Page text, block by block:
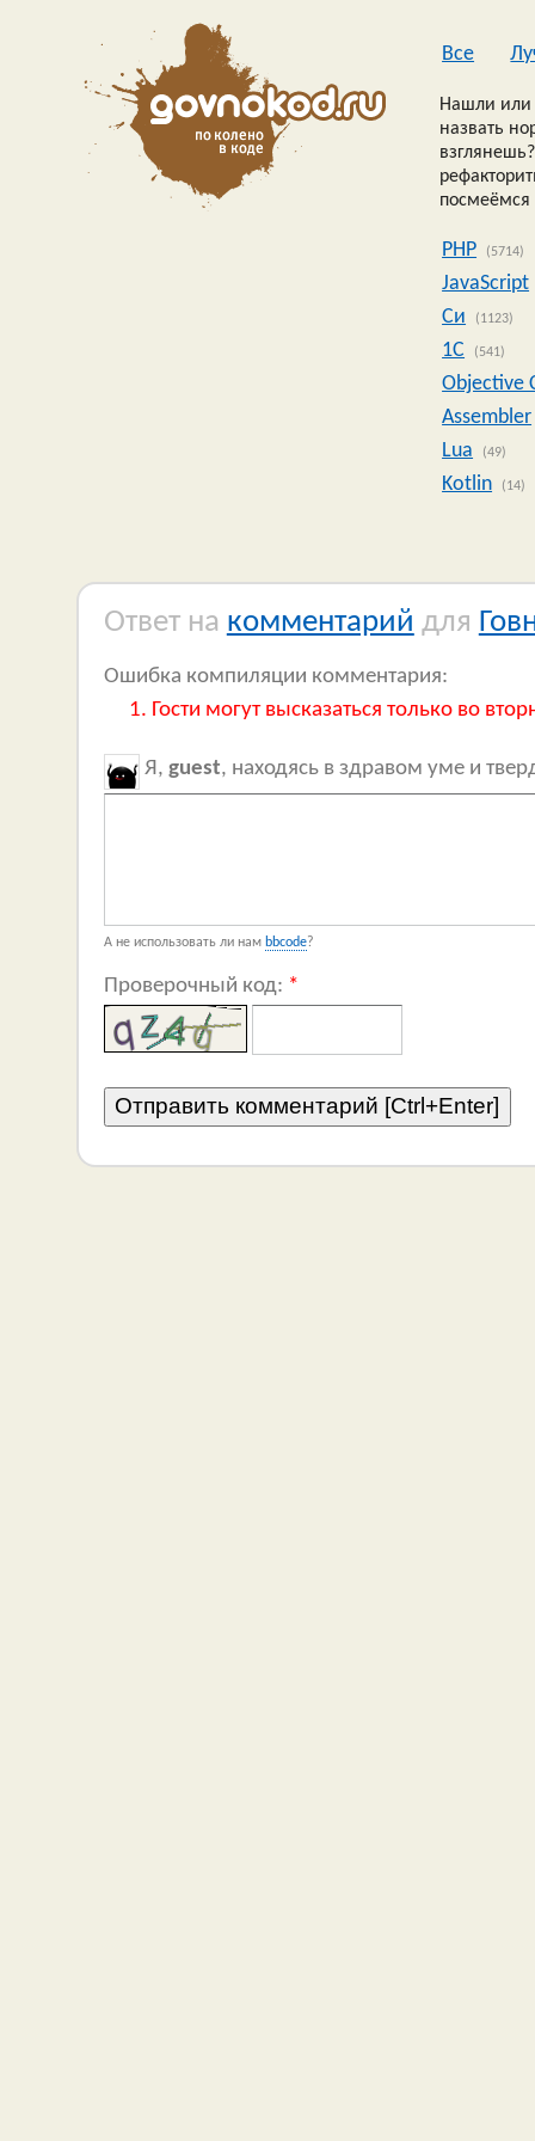
Все
Нашли или
назвать
посмеёмся
PHP (5714)
JavaScript
Си
(1123)
1C (541)
Objective
Assembler
Lua
(49)
Kotlin (14)
Ответ на комментарий для
Ошибка компиляции комментария:
Гости могут высказаться только во
Я, guest, находясь в здравом уме и
А не использовать ли нам bbcode?
Проверочный код: *